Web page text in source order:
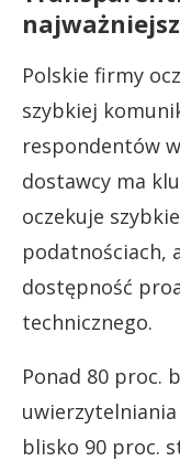
Polskie firmy
szybkiej
respondentów
dostawcy ma
oczekuje
podatnościach,
dostępność
technicznego.
Ponad 80 proc.
uwierzytelniania
blisko 90 proc.